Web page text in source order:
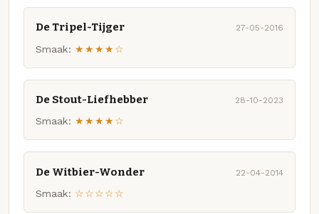
De Tripel-Tijger 27-05-2016
Smaak: ★★★★☆
De Stout-Liefhebber 28-10-2023
Smaak: ★★★★☆
De Witbier-Wonder 22-04-2014
Smaak: ☆☆☆☆☆